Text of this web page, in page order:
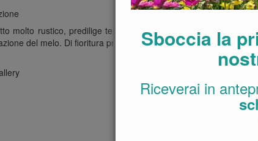
molto rustico, predilige terreni leggermente acidi, soffici e
del melo. Di fioritura precoce, deve essere posto al riparo
Sboccia la
Riceverai in